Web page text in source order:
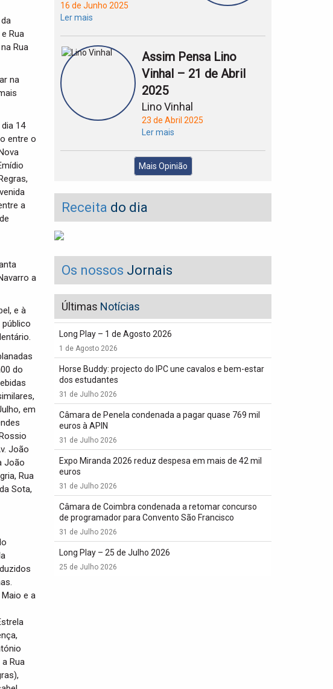
Rua
Rua
na
14
entre o
a
a
e à
do
em
João
João
Rua
Sota,
e a
Rua
16 de Junho 2025
Ler mais
Assim Pensa Lino
Vinhal – 21 de Abril
2025
Lino Vinhal
23 de Abril 2025
Ler mais
Mais Opinião
Receita do dia
Os nossos Jornais
Últimas Notícias
Long Play – 1 de Agosto 2026
1 de Agosto 2026
Horse Buddy: projecto do IPC une cavalos e bem-estar
dos estudantes
31 de Julho 2026
Câmara de Penela condenada a pagar quase 769 mil
euros à APIN
31 de Julho 2026
Expo Miranda 2026 reduz despesa em mais de 42 mil
euros
31 de Julho 2026
Câmara de Coimbra condenada a retomar concurso
de programador para Convento São Francisco
31 de Julho 2026
Long Play – 25 de Julho 2026
25 de Julho 2026